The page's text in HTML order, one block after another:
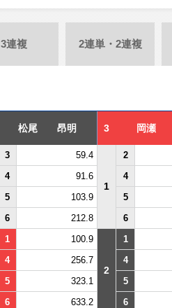
3連複 2連単・2連複
松尾 昂明 3 岡瀬
3 59.4
1
2
4 91.6 4
5 103.9 5
6 212.8 6
1 100.9
2
1
4 256.7 4
5 323.1 5
6 633.2 6